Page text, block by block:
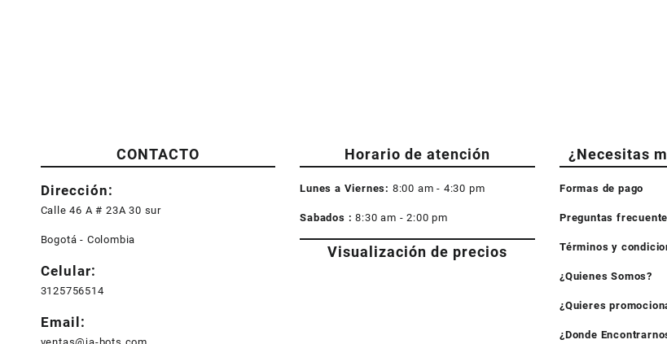
CONTACTO
Dirección:
Calle 46 A # 23A 30 sur
Bogotá - Colombia
Celular:
3125756514
Email:
Horario de atención
Lunes a Viernes: 8:00 am - 4:30 pm
Sabados :8:30 am - 2:00 pm
Visualización de precios
¿Necesitas
Formas de pago
Preguntas
Términos y
¿Quienes Somos?
¿Quieres
¿Donde